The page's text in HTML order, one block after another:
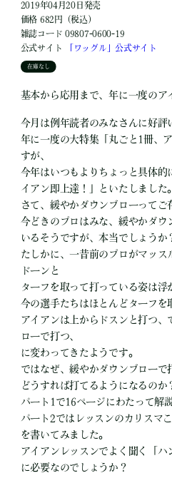
2019年04月20日発売
価格 682円（税込）
雑誌コード 09807-0600-19
公式サイト
「ワッグル」公式サイト
在庫なし
基本から応用まで、年に一度のア
今月は例年読者のみなさんに好評
年に一度の大特集「丸ごと1冊、
すが、
今年はいつもよりちょっと具体的
イアン即上達！」といたしました。
さて、緩やかダウンブローってご
今どきのプロはみな、緩やかダウ
いるそうですが、本当でしょうか
たしかに、一昔前のプロがマッス
ドーンと
ターフを取って打っている姿は浮
今の選手たちはほとんどターフを
アイアンは上からドスンと打つ、
ローで打つ、
に変わってきたようです。
ではなぜ、緩やかダウンブローで
どうすれば打てるようになるのか
パート1で16ページにわたって解
パート2ではレッスンのカリスマ
を書いてみました。
アイアンレッスンでよく聞く「ハ
に必要なのでしょうか？